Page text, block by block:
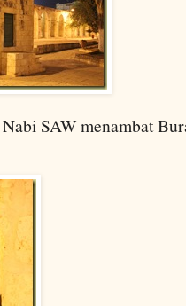
SAW menambat